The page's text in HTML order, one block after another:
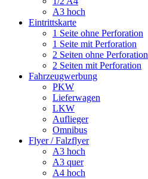
A3 hoch
Eintrittskarte
1 Seite ohne Perforation
1 Seite mit Perforation
2 Seiten ohne Perforation
2 Seiten mit Perforation
Fahrzeugwerbung
PKW
Lieferwagen
LKW
Auflieger
Omnibus
Flyer / Falzflyer
A3 hoch
A3 quer
A4 hoch